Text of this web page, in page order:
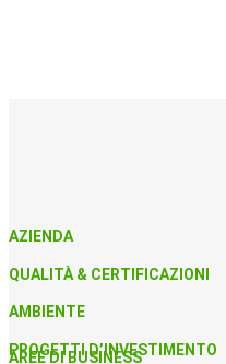
AZIENDA
QUALITÀ & CERTIFICAZIONI
AMBIENTE
PROGETTI D’INVESTIMENTO
AREE DI BUSINESS